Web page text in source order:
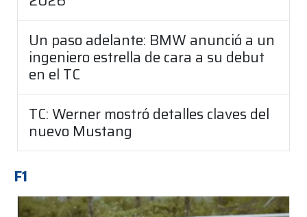
Un paso adelante: BMW anunció a un
ingeniero estrella de cara a su debut
en el TC
TC: Werner mostró detalles claves del
nuevo Mustang
F1